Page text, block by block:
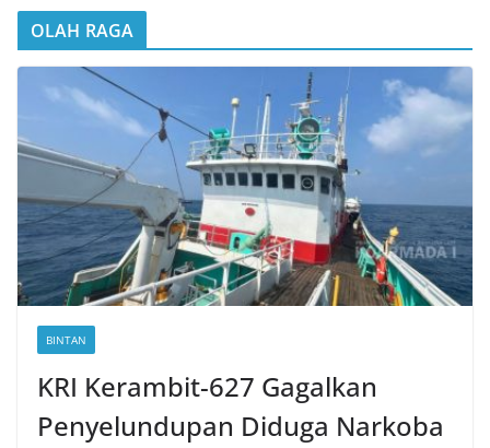
OLAH RAGA
BINTAN
KRI Kerambit-627 Gagalkan
Penyelundupan Diduga Narkoba